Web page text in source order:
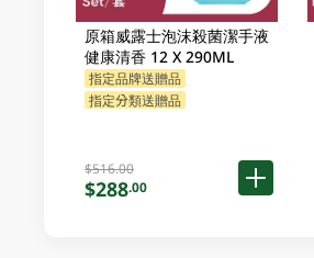
原箱威露士泡沫殺菌潔手液
健康清香 12 X 290ML
指定品牌送贈品
指定分類送贈品
$516.00
$288.00